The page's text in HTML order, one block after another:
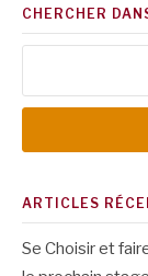
CHERCHER
ARTICLES
Se Choisir et